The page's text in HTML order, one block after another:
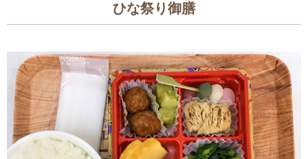
ひな祭り御膳